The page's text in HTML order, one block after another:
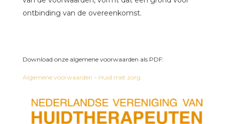
ontbinding van de overeenkomst.
Download onze algemene voorwaarden als PDF:
Algemene voorwaarden – Huid met zorg